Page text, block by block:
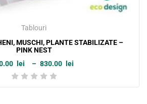
Tablouri
MUSCHI, PLANTE STABILIZATE –
PINK NEST
lei – 830.00
lei